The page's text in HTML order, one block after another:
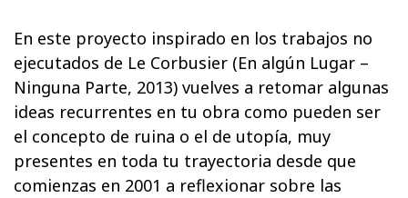
En este proyecto inspirado en los trabajos no
ejecutados de Le Corbusier (En algún Lugar –
Ninguna Parte, 2013) vuelves a retomar algunas
ideas recurrentes en tu obra como pueden ser
el concepto de ruina o el de utopía, muy
presentes en toda tu trayectoria desde que
comienzas en 2001 a reflexionar sobre las